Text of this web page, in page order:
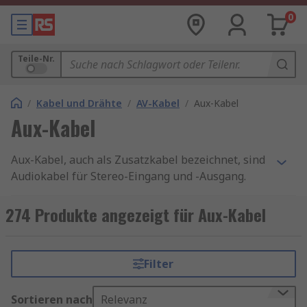
0
Teile-Nr.
/ Kabel und Drähte / AV-Kabel / Aux-Kabel
Aux-Kabel
Aux-Kabel, auch als Zusatzkabel bezeichnet, sind
Audiokabel für Stereo-Eingang und -Ausgang.
3,5-mm-Klinkenstecker, der in kompatible
Zusatzeingänge eingesteckt werden kann, und
Audiogeräten an einen Verstärker, einen
Lautsprecher oder eine Stereoanlage ermöglicht.
274 Produkte angezeigt für Aux-Kabel
Filter
Sortieren nach Relevanz